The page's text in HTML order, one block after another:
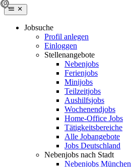
Jobsuche
Profil anlegen
Einloggen
Stellenangebote
Nebenjobs
Ferienjobs
Minijobs
Teilzeitjobs
Aushilfsjobs
Wochenendjobs
Home-Office Jobs
Tätigkeitsbereiche
Alle Jobangebote
Jobs Deutschland
Nebenjobs nach Stadt
Nebenjobs München